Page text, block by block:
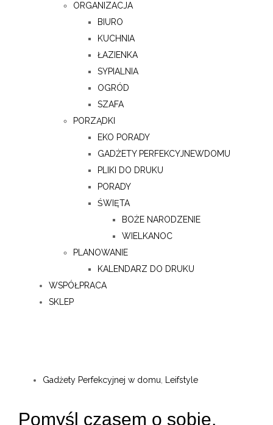
ORGANIZACJA
BIURO
KUCHNIA
ŁAZIENKA
SYPIALNIA
OGRÓD
SZAFA
PORZĄDKI
EKO PORADY
GADŻETY PERFEKCYJNEWDOMU
PLIKI DO DRUKU
PORADY
ŚWIĘTA
BOŻE NARODZENIE
WIELKANOC
PLANOWANIE
KALENDARZ DO DRUKU
WSPÓŁPRACA
SKLEP
Gadżety Perfekcyjnej w domu Leifstyle
Pomyśl czasem o sobie,